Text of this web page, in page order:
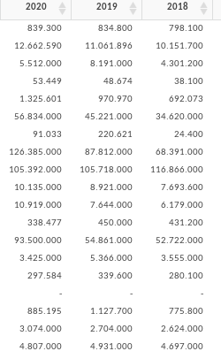
839.300 834.800 798.100
12.662.590 11.061.896 10.151.700
5.512.000 8.191.000 4.301.200
53.449 48.674 38.100
1.325.601 970.970 692.073
56.834.000 45.221.000 34.620.000
91.033 220.621 24.400
126.385.000 87.812.000 68.391.000
105.392.000 105.718.000 116.866.000
10.135.000 8.921.000 7.693.600
10.919.000 7.644.000 6.179.000
338.477 450.000 431.200
93.500.000 54.861.000 52.722.000
3.425.000 5.366.000 3.555.000
297.584 339.600 280.100
- - -
885.195 1.127.700 775.800
3.074.000 2.704.000 2.624.000
4.807.000 4.931.000 4.697.000
2020 2019 2018